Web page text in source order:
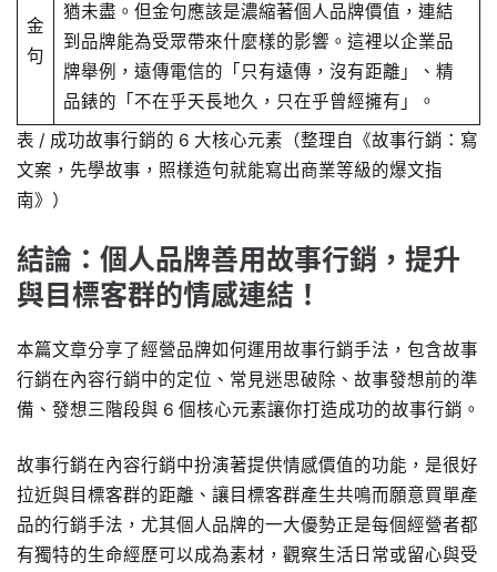
金
句
猶未盡。但金句應該是濃縮著個人品牌價值，連結
到品牌能為受眾帶來什麼樣的影響。這裡以企業品
牌舉例，遠傳電信的「只有遠傳，沒有距離」、精
品錶的「不在乎天長地久，只在乎曾經擁有」。
表 / 成功故事行銷的 6 大核心元素（整理自《故事行銷：寫
文案，先學故事，照樣造句就能寫出商業等級的爆文指
南》）
結論：個人品牌善用故事行銷，提升
與目標客群的情感連結！
本篇文章分享了經營品牌如何運用故事行銷手法，包含故事
行銷在內容行銷中的定位、常見迷思破除、故事發想前的準
備、發想三階段與 6 個核心元素讓你打造成功的故事行銷。
故事行銷在內容行銷中扮演著提供情感價值的功能，是很好
拉近與目標客群的距離、讓目標客群產生共鳴而願意買單產
品的行銷手法，尤其個人品牌的一大優勢正是每個經營者都
有獨特的生命經歷可以成為素材，觀察生活日常或留心與受